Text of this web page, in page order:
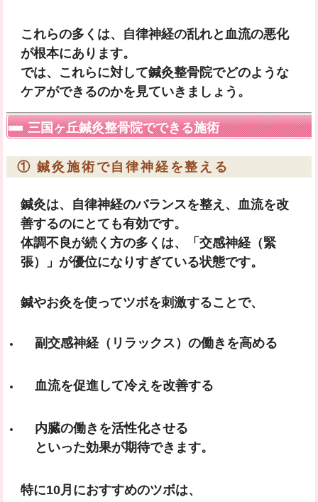
これらの多くは、
自律神経の乱れと血流の悪化
が根本にあります。
では、これらに対して鍼灸整骨院でどのような
ケアができるのかを見ていきましょう。
三国ヶ丘鍼灸整骨院でできる施術
① 鍼灸施術で自律神経を整える
鍼灸は、自律神経のバランスを整え、血流を改
善するのにとても有効です。
体調不良が続く方の多くは、「交感神経（緊
張）」が優位になりすぎている状態です。
鍼やお灸を使ってツボを刺激することで、
副交感神経（リラックス）の働きを高める
血流を促進して冷えを改善する
内臓の働きを活性化させる
といった効果が期待できます。
特に10月におすすめのツボは、